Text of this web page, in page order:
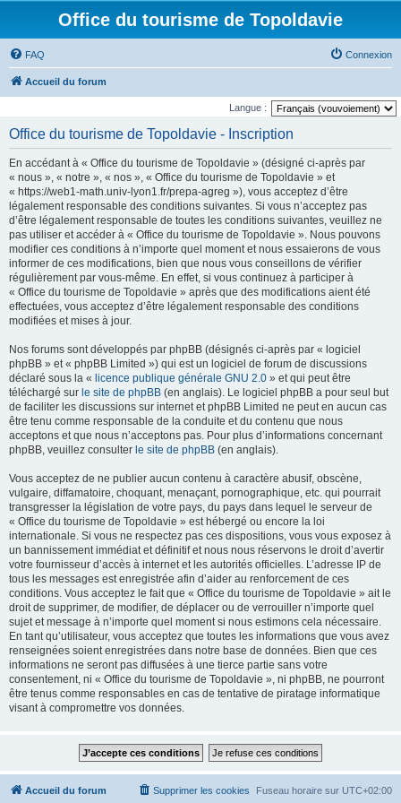
Office du tourisme de Topoldavie
FAQ Connexion
Accueil du forum
Langue :
Office du tourisme de Topoldavie - Inscription
En accédant à « Office du tourisme de Topoldavie » (désigné ci-après par
« nous », « notre », « nos », « Office du tourisme de Topoldavie » et
« https://web1-math.univ-lyon1.fr/prepa-agreg »), vous acceptez d’être
légalement responsable des conditions suivantes. Si vous n’acceptez pas
d’être légalement responsable de toutes les conditions suivantes, veuillez ne
pas utiliser et accéder à « Office du tourisme de Topoldavie ». Nous pouvons
modifier ces conditions à n’importe quel moment et nous essaierons de vous
informer de ces modifications, bien que nous vous conseillons de vérifier
régulièrement par vous-même. En effet, si vous continuez à participer à
« Office du tourisme de Topoldavie » après que des modifications aient été
effectuées, vous acceptez d’être légalement responsable des conditions
modifiées et mises à jour.
Nos forums sont développés par phpBB (désignés ci-après par « logiciel
phpBB » et « phpBB Limited ») qui est un logiciel de forum de discussions
déclaré sous la « licence publique générale GNU 2.0 » et qui peut être
téléchargé sur le site de phpBB (en anglais). Le logiciel phpBB a pour seul but
de faciliter les discussions sur internet et phpBB Limited ne peut en aucun cas
être tenu comme responsable de la conduite et du contenu que nous
acceptons et que nous n’acceptons pas. Pour plus d’informations concernant
phpBB, veuillez consulter le site de phpBB (en anglais).
Vous acceptez de ne publier aucun contenu à caractère abusif, obscène,
vulgaire, diffamatoire, choquant, menaçant, pornographique, etc. qui pourrait
transgresser la législation de votre pays, du pays dans lequel le serveur de
« Office du tourisme de Topoldavie » est hébergé ou encore la loi
internationale. Si vous ne respectez pas ces dispositions, vous vous exposez à
un bannissement immédiat et définitif et nous nous réservons le droit d’avertir
votre fournisseur d’accès à internet et les autorités officielles. L’adresse IP de
tous les messages est enregistrée afin d’aider au renforcement de ces
conditions. Vous acceptez le fait que « Office du tourisme de Topoldavie » ait le
droit de supprimer, de modifier, de déplacer ou de verrouiller n’importe quel
sujet et message à n’importe quel moment si nous estimons cela nécessaire.
En tant qu’utilisateur, vous acceptez que toutes les informations que vous avez
renseignées soient enregistrées dans notre base de données. Bien que ces
informations ne seront pas diffusées à une tierce partie sans votre
consentement, ni « Office du tourisme de Topoldavie », ni phpBB, ne pourront
être tenus comme responsables en cas de tentative de piratage informatique
visant à compromettre vos données.
Accueil du forum Fuseau horaire sur UTC+02:00
Supprimer les cookies